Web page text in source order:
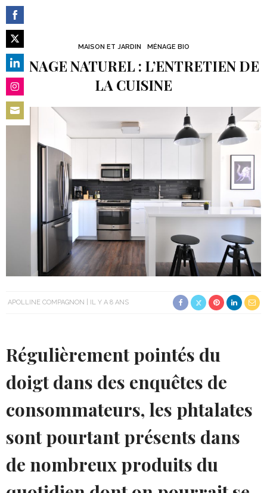
MAISON ET JARDIN MÉNAGE BIO
MÉNAGE NATUREL : L’ENTRETIEN DE
LA CUISINE
APOLLINE COMPAGNON IL Y A 8 ANS
Régulièrement pointés du
doigt dans des enquêtes de
consommateurs, les phtalates
sont pourtant présents dans
de nombreux produits du
Share
on
Facebook
Share
on
Twitter
Share
on
LinkedIn
Share
on
Share